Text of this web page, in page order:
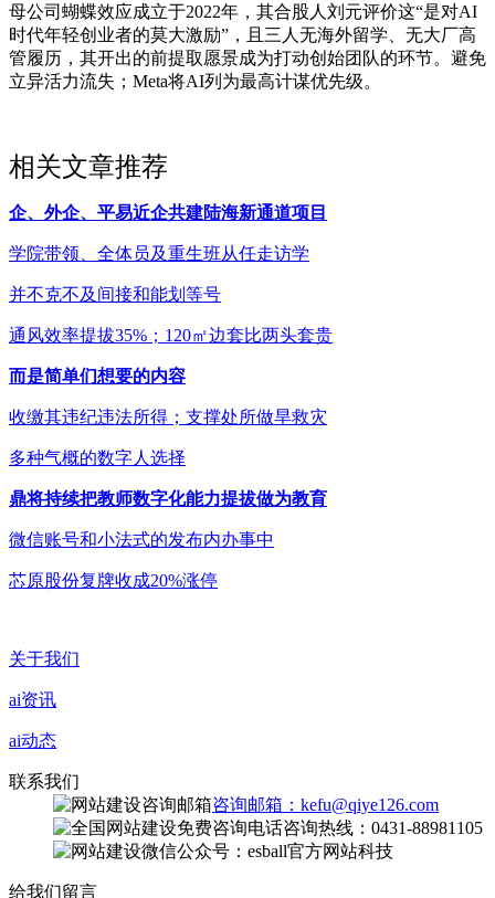
母公司蝴蝶效应成立于2022年，其合股人刘元评价这“是对AI
时代年轻创业者的莫大激励”，且三人无海外留学、无大厂高
管履历，其开出的前提取愿景成为打动创始团队的环节。避免
立异活力流失；Meta将AI列为最高计谋优先级。
相关文章推荐
企、外企、平易近企共建陆海新通道项目
学院带领、全体员及重生班从任走访学
并不克不及间接和能划等号
通风效率提拔35%；120㎡边套比两头套贵
而是简单们想要的内容
收缴其违纪违法所得；支撑处所做旱救灾
多种气概的数字人选择
鼎将持续把教师数字化能力提拔做为教育
微信账号和小法式的发布内办事中
芯原股份复牌收成20%涨停
关于我们
ai资讯
ai动态
联系我们
咨询邮箱：kefu@qiye126.com
咨询热线：0431-88981105
微信公众号：esball官方网站科技
给我们留言